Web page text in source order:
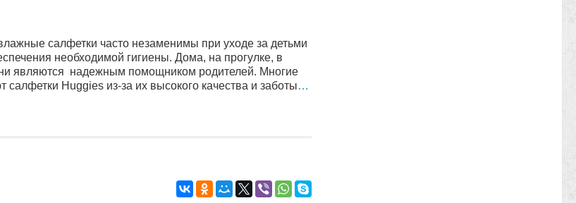
салфетки часто незаменимы при уходе за детьми
необходимой гигиены. Дома, на прогулке, в
являются надежным помощником родителей. Многие
салфетки Huggies из-за их высокого качества и заботы…